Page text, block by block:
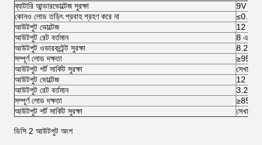
ব্যাটারি আন্ডারভোল্টেজ সুরক্ষা
9V ±
কোনও লোড তড়িৎ প্রবাহ গ্রহণ করে না
≤0.09A
আউটপুট ভোল্টেজ
12 ভি
আউটপুট রেট বর্তমান
8 এ 5%
আউটপুট ওভারকন্টেন্ট সুরক্ষা
8.2A ±
সম্পূর্ণ লোড দক্ষতা
≥95%
আউটপুট শর্ট সার্কিট সুরক্ষা
সেখানে
আউটপুট ভোল্টেজ
12 ভি
আউটপুট রেট বর্তমান
3.2A ±
সম্পূর্ণ লোড দক্ষতা
≥85%
আউটপুট শর্ট সার্কিট সুরক্ষা
সেখানে
ডিসি 2 আউটপুট অংশ